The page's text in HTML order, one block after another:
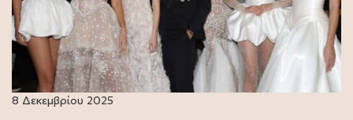
8 Δεκεμβρίου 2025